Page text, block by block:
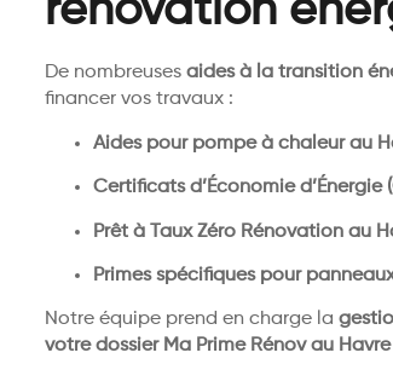
rénovation
De nombreuses aides à la transition
financer vos travaux :
Aides pour pompe à chaleur au
Certificats d’Économie d’Énergie
Prêt à Taux Zéro Rénovation au
Primes spécifiques pour
Notre équipe prend en charge la
votre dossier Ma Prime Rénov au Havre